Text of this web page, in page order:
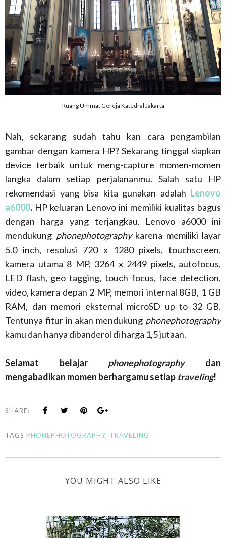
Ruang Ummat Gereja Katedral Jakarta
Nah, sekarang sudah tahu kan cara pengambilan
gambar dengan kamera HP? Sekarang tinggal siapkan
device terbaik untuk meng-capture momen-momen
langka dalam setiap perjalananmu. Salah satu HP
rekomendasi yang bisa kita gunakan adalah Lenovo
a6000. HP keluaran Lenovo ini memiliki kualitas bagus
dengan harga yang terjangkau. Lenovo a6000 ini
mendukung phonephotographykarena memiliki layar
5.0 inch, resolusi 720 x 1280 pixels, touchscreen,
kamera utama 8 MP, 3264 x 2449 pixels, autofocus,
LED flash, geo tagging, touch focus, face detection,
video, kamera depan 2 MP, memori internal 8GB, 1 GB
RAM, dan memori eksternal microSD up to 32 GB.
Tentunya fitur in akan mendukung phonephotography
kamu dan hanya dibanderol di harga 1,5 jutaan.
Selamat belajar phonephotographydan
mengabadikan momen berhargamu setiap traveling!
SHARE:
TAGS PHONEPHOTOGRAPHY, TRAVELING
YOU MIGHT ALSO LIKE